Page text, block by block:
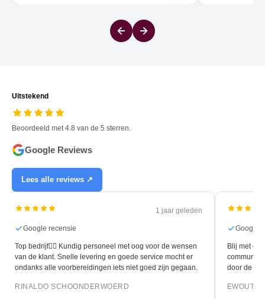
Uitstekend
Beoordeeld met 4.8 van de 5 sterren.
Google Reviews
Lees alle reviews ↗
1 jaar geleden
Google recensie
Top bedrijf👍🏻 Kundig personeel met oog voor de wensen
van de klant. Snelle levering en goede service mocht er
ondanks alle voorbereidingen iets niet goed zijn gegaan.
RINALDO SCHOONDERWOERD
Google
Blij met de
door de
EWOUT